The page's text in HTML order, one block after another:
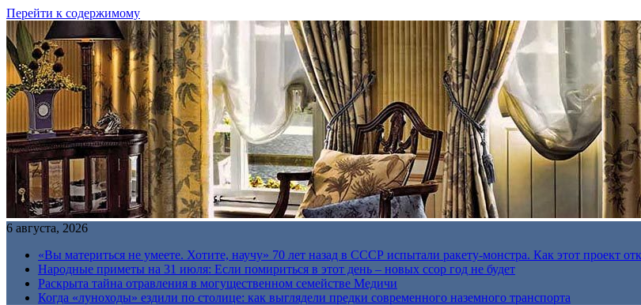
Перейти к содержимому
6 августа, 2026
«Вы материться не умеете. Хотите, научу» 70 лет назад в СССР испытали ракету-монстра. Как этот проект
Народные приметы на 31 июля: Если помириться в этот день – новых ссор год не будет
Раскрыта тайна отравления в могущественном семействе Медичи
Когда «луноходы» ездили по столице: как выглядели предки современного наземного транспорта